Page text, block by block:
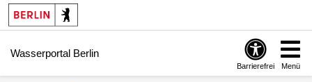
Springe zur Navigation
Springe zum Inhalt
Wasserportal Berlin
Barrierefrei Menü